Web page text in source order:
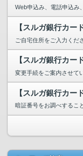
ご自宅住所をご入力くだ